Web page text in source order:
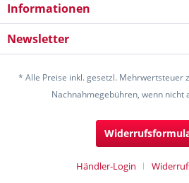
Informationen
Newsletter
* Alle Preise inkl. gesetzl. Mehrwertsteuer
Nachnahmegebühren, wenn nicht
Händler-Login